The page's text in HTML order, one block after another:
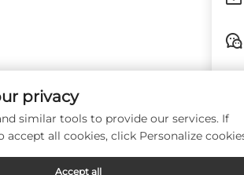
privacy
similar tools to provide our services. If
all cookies, click Personalize
Accept all